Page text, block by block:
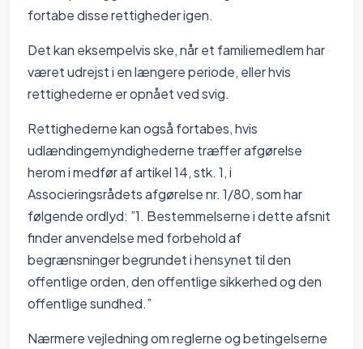
fortabe disse rettigheder igen.
Det kan eksempelvis ske, når et familiemedlem har
været udrejst i en længere periode, eller hvis
rettighederne er opnået ved svig.
Rettighederne kan også fortabes, hvis
udlændingemyndighederne træffer afgørelse
herom i medfør af artikel 14, stk. 1, i
Associeringsrådets afgørelse nr. 1/80, som har
følgende ordlyd: ”1. Bestemmelserne i dette afsnit
finder anvendelse med forbehold af
begrænsninger begrundet i hensynet til den
offentlige orden, den offentlige sikkerhed og den
offentlige sundhed.”
Nærmere vejledning om reglerne og betingelserne